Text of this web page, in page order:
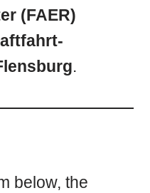
(FAER)
.
below, the